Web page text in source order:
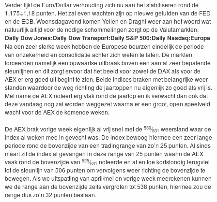
Verder lijkt de Euro/​Dollar ver­houd­ing zich nu aan het sta­bilis­eren rond de
1,175÷1,18 pun­ten. Het zal even wacht­en zijn op nieuwe gelu­iden van de FED
en de ECB. Woens­da­gavond komen Yellen en Draghi weer aan het woord wat
natu­urlijk alti­jd voor de nodi­ge schom­melin­gen zorgt op de Valutamarkten.
Dai­ly Dow Jones:Dai­ly Dow Trans­port:Dai­ly S&P500:Dai­ly Nas­daq:Europa
Na een zeer sterke week hebben de Europese beurzen ein­delijk de peri­ode
van onzek­er­heid en con­sol­i­datie achter zich weten te lat­en. De mark­ten
forceer­den namelijk een opwaartse uit­braak boven een aan­tal zeer bepal­ende
ste­un­li­j­nen en dit zorgt ervoor dat het beeld voor zow­el de DAXals voor de
AEXer erg goed uit begint te zien. Bei­de indices brak­en met belan­grijke weer­
standen waar­door de weg richt­ing de jaar­top­pen nu eigen­lijk zo goed als vrij is.
Met name de AEXnoteert erg vlak rond de jaar­top en ik verwacht dan ook dat
deze van­daag nog zal wor­den weggezet waar­na er een groot, open speelveld
wacht voor de AEXde komende weken.
De AEXbrak vorige week eigen­lijk al vrij snel met de 530⁄531 weer­stand waar de
index al weken mee in gevecht was. De index bewoog hier­mee een zeer lange
peri­ode rond de boven­z­i­jde van een trad­in­grange van zo’n 25 pun­ten. Al sinds
maart zit de index al gevan­gen in deze range van 25 pun­ten waarin de AEX
vaak rond de boven­z­i­jde van 525⁄531 noteerde en af en toe kort­stondig terugviel
tot de ste­un­li­jn van 506 pun­ten om ver­vol­gens weer richt­ing de boven­z­i­jde te
bewe­gen. Als we uitspat­ting van april/​mei en vorige week meereke­nen kun­nen
we de range aan de boven­z­i­jde zelfs ver­groten tot538 pun­ten, hier­mee zou de
range dus zo’n 32 pun­ten beslaan.